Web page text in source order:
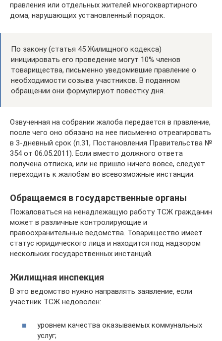
правления или отдельных жителей многоквартирного
дома, нарушающих установленный порядок.
По закону (статья 45 Жилищного кодекса)
инициировать его проведение могут 10% членов
товарищества, письменно уведомившие правление о
необходимости созыва участников. В поданном
обращении они формулируют повестку дня.
Озвученная на собрании жалоба передается в правление,
после чего оно обязано на нее письменно отреагировать
в 3-дневный срок (п.31, Постановления Правительства №
354 от 06.05.2011). Если вместо должного ответа
получена отписка, или не пришло ничего вовсе, следует
переходить к жалобам во всевозможные инстанции.
Обращаемся в государственные органы
Пожаловаться на ненадлежащую работу ТСЖ гражданин
может в различные контролирующие и
правоохранительные ведомства. Товарищество имеет
статус юридического лица и находится под надзором
нескольких государственных инстанций.
Жилищная инспекция
В это ведомство нужно направлять заявление, если
участник ТСЖ недоволен:
уровнем качества оказываемых коммунальных
услуг;